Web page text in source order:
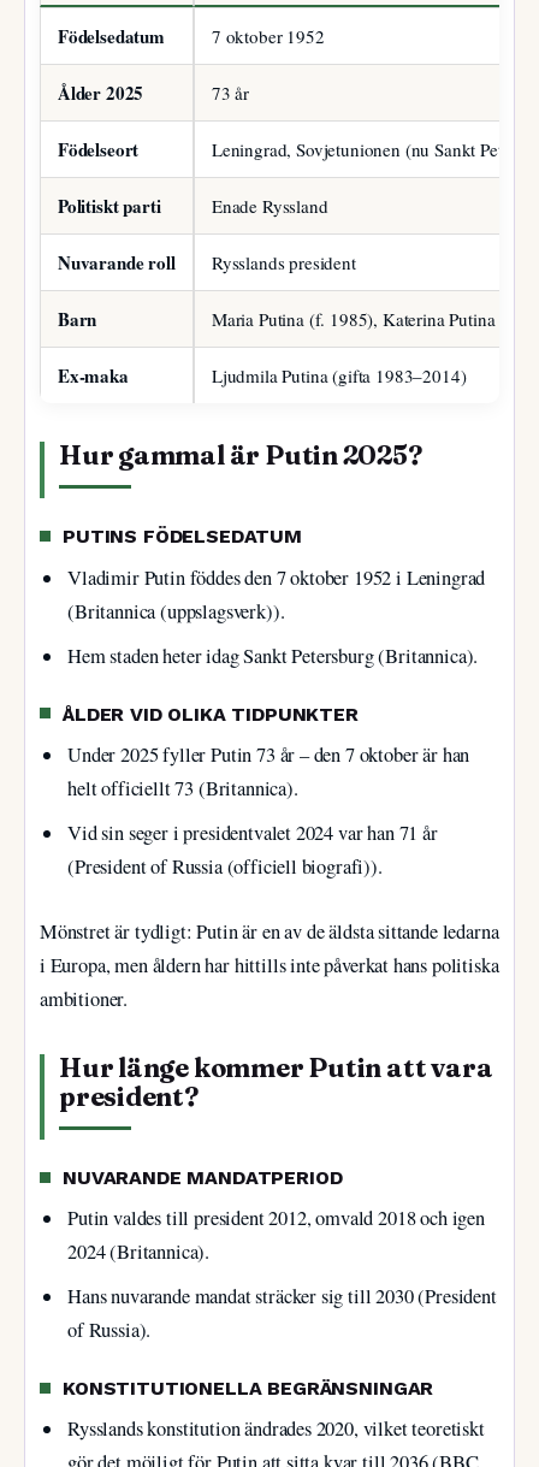
Födelsedatum 7 oktober 1952
Ålder 2025 73 år
Födelseort Leningrad, Sovjetunionen (nu Sankt
Politiskt parti Enade Ryssland
Nuvarande roll Rysslands president
Barn Maria Putina (f. 1985), Katerina Putina (f.
Ex-maka Ljudmila Putina (gifta 1983–2014)
Hur gammal är Putin 2025?
PUTINS FÖDELSEDATUM
Vladimir Putin föddes den 7 oktober 1952 i Leningrad
(Britannica (uppslagsverk)).
Hem staden heter idag Sankt Petersburg (Britannica).
ÅLDER VID OLIKA TIDPUNKTER
Under 2025 fyller Putin 73 år – den 7 oktober är han
helt officiellt 73 (Britannica).
Vid sin seger i presidentvalet 2024 var han 71 år
(President of Russia (officiell biografi)).
Mönstret är tydligt: Putin är en av de äldsta sittande ledarna
i Europa, men åldern har hittills inte påverkat hans politiska
ambitioner.
Hur länge kommer Putin att vara
president?
NUVARANDE MANDATPERIOD
Putin valdes till president 2012, omvald 2018 och igen
2024 (Britannica).
Hans nuvarande mandat sträcker sig till 2030 (President
of Russia).
KONSTITUTIONELLA BEGRÄNSNINGAR
Rysslands konstitution ändrades 2020, vilket teoretiskt